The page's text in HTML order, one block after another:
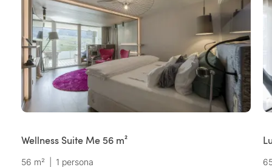
Wellness Suite Me 56 m²
56 m² 1 persona